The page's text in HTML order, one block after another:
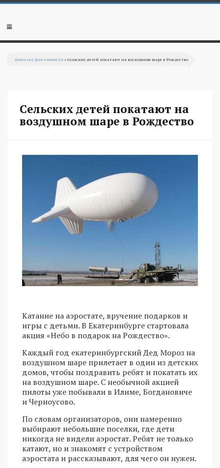
Перейти к основному содержанию
Мобильное
Повестка Дня »Новости » Сельских детей покатают на воздушном шаре в Рождество
Сельских детей покатают на
воздушном шаре в Рождество
Катание на аэростате, вручение подарков и
игры с детьми. В Екатеринбурге стартовала
акция «Небо в подарок на Рождество».
Каждый год екатеринбургский Дед Мороз на
воздушном шаре прилетает в один из детских
домов, чтобы поздравить ребят и покатать их
на воздушном шаре. С необычной акцией
пилоты уже побывали в Илиме, Богдановиче
и Черноусово.
По словам организаторов, они намеренно
выбирают небольшие поселки, где дети
никогда не видели аэростат. Ребят не только
катают, но и знакомят с устройством
аэростата и рассказывают, для чего он нужен.